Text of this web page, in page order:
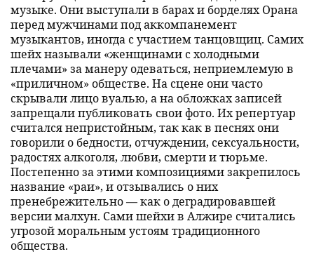
музыке. Они выступали в барах и борделях Орана
перед мужчинами под аккомпанемент
музыкантов, иногда с участием танцовщиц. Самих
шейх называли «женщинами с холодными
плечами» за манеру одеваться, неприемлемую в
«приличном» обществе. На сцене они часто
скрывали лицо вуалью, а на обложках записей
запрещали публиковать свои фото. Их репертуар
считался непристойным, так как в песнях они
говорили о бедности, отчуждении, сексуальности,
радостях алкоголя, любви, смерти и тюрьме.
Постепенно за этими композициями закрепилось
название «раи», и отзывались о них
пренебрежительно — как о деградировавшей
версии малхун. Сами шейхи в Алжире считались
угрозой моральным устоям традиционного
общества.